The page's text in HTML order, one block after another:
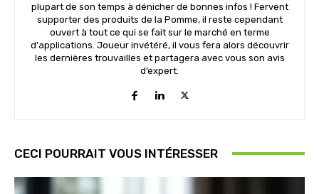
plupart de son temps à dénicher de bonnes infos ! Fervent
supporter des produits de la Pomme, il reste cependant
ouvert à tout ce qui se fait sur le marché en terme
d'applications. Joueur invétéré, il vous fera alors découvrir
les dernières trouvailles et partagera avec vous son avis
d’expert.
CECI POURRAIT VOUS INTÉRESSER